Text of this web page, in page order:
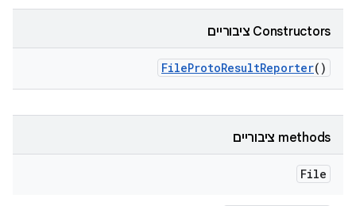
‫Constructors ציבוריים
FileProtoResultReporter()
‫methods ציבוריים
File